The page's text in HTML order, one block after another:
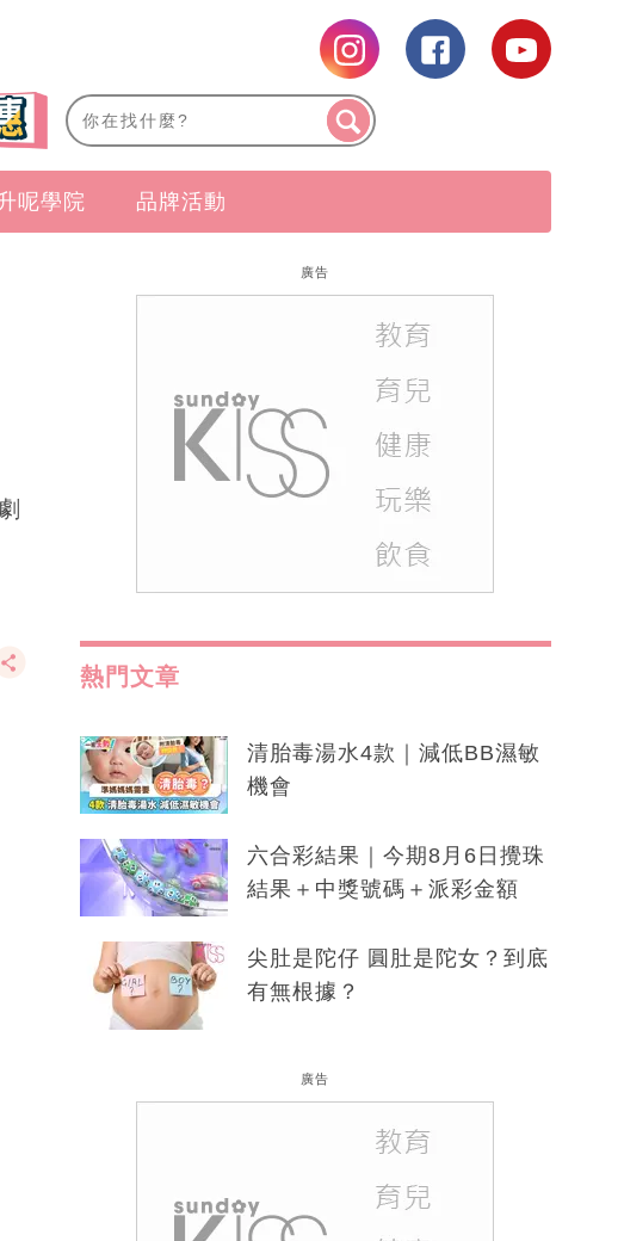
呢學院 品牌活動
廣告
熱門文章
清胎毒湯水4款｜減低BB濕敏
機會
六合彩結果｜今期8月6日攪珠
結果＋中獎號碼＋派彩金額
尖肚是陀仔 圓肚是陀女？到底
有無根據？
廣告